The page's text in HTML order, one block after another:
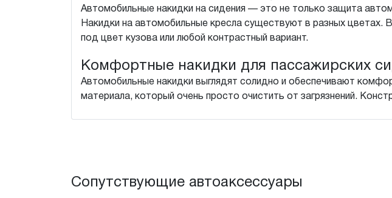
Автомобильные накидки на сидения — это не только защита
Накидки на автомобильные кресла существуют в разных
под цвет кузова или любой контрастный вариант.
Комфортные накидки для пассажирских
Автомобильные накидки выглядят солидно и обеспечивают
материала, который очень просто очистить от загрязнений.
Сопутствующие автоаксессуары